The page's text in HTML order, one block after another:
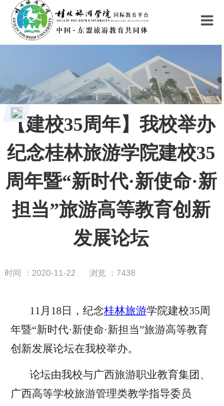
首页
云
云
移
学
【建校35周年】我校举办
纪念桂林旅游学院建校35
周年暨“新时代·新使命·新
担当”旅游高等教育创新
发展论坛
时间 ：2020-11-22 浏览 ：7438
11月18日，纪念桂林旅游学院建校35周
年暨“新时代·新使命·新担当”旅游高等教育
创新发展论坛在我校举办。
论坛由我校与广西旅游职业教育集团、
广西高等学校旅游管理类教学指导委员